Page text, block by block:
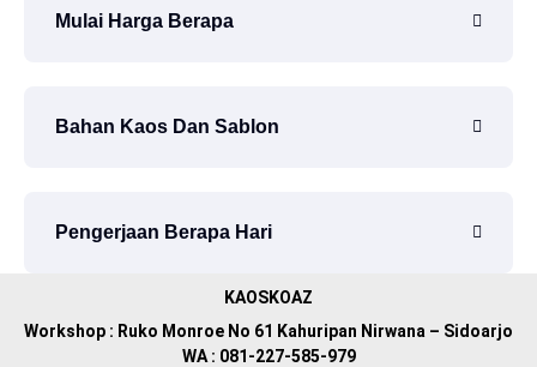
Mulai Harga Berapa
Bahan Kaos Dan Sablon
Pengerjaan Berapa Hari
KAOSKOAZ
Workshop : Ruko Monroe No 61 Kahuripan Nirwana – Sidoarjo
WA : 081-227-585-979